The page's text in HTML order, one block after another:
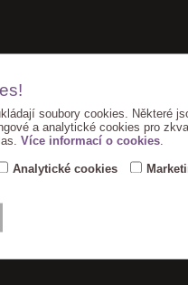
soubory cookies. Některé
a analytické cookies pro
Více informací o cookies.
Analytické cookies